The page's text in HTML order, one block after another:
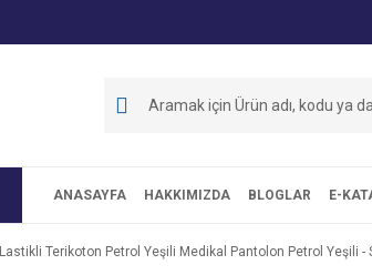
ANASAYFA HAKKIMIZDA BLOGLAR E-
Lastikli Terikoton Petrol Yeşili Medikal Pantolon Petrol Yeşili -